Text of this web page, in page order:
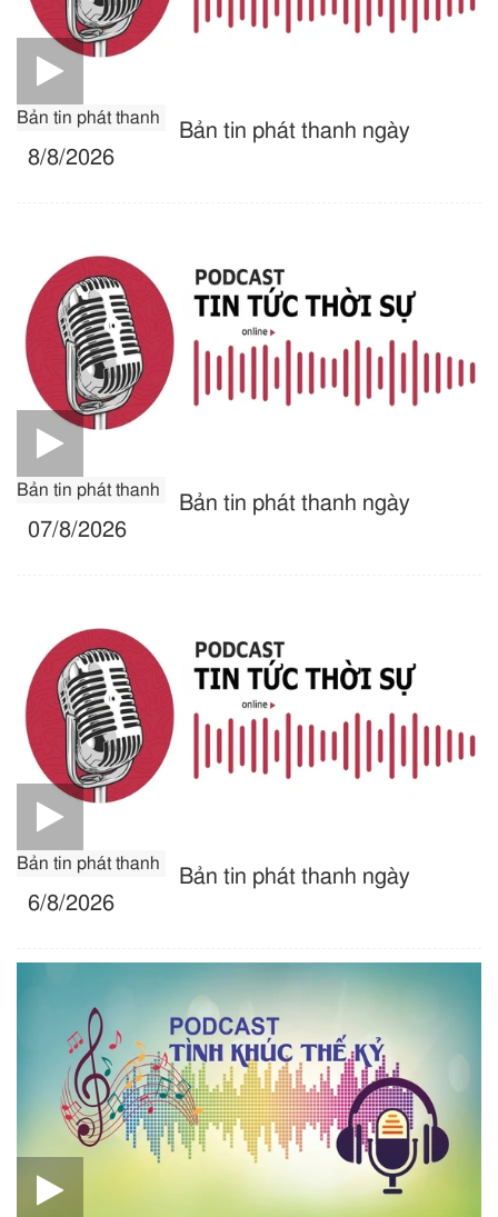
Bản tin phát thanh
Bản tin phát thanh ngày
8/8/2026
Bản tin phát thanh
Bản tin phát thanh ngày
07/8/2026
Bản tin phát thanh
Bản tin phát thanh ngày
6/8/2026